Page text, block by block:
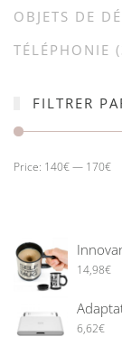
OBJETS DE
TÉLÉPHONIE
FILTRER
Price: 140€— 170€
14,98€
6,62€